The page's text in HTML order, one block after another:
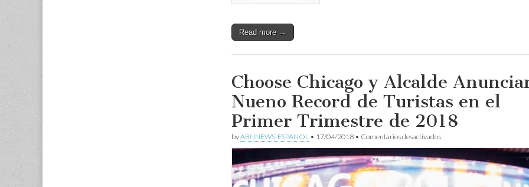
Read more →
Choose Chicago y Alcalde
Nueno Record de Turistas en el
Primer Trimestre de 2018
byABNNEWS-ESPANOL • 17/04/2018 • Comentarios desactivadosen
y
Alcalde